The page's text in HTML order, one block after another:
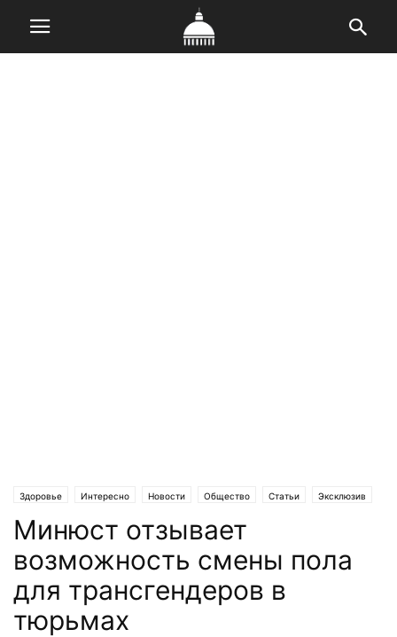
Здоровье Интересно Новости Общество Статьи Эксклюзив
Минюст отзывает
возможность смены пола
для трансгендеров в
тюрьмах